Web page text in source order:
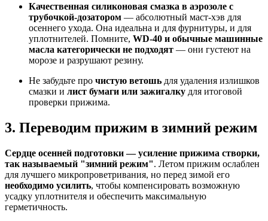
Качественная силиконовая смазка в аэрозоле с
трубочкой-дозатором — абсолютный маст-хэв для
осеннего ухода. Она идеальна и для фурнитуры, и для
уплотнителей. Помните, WD-40 и обычные машинные
масла категорически не подходят — они густеют на
морозе и разрушают резину.
Не забудьте про чистую ветошь для удаления излишков
смазки и лист бумаги или зажигалку для итоговой
проверки прижима.
3. Переводим прижим в зимний режим
Сердце осенней подготовки — усиление прижима створки,
так называемый "зимний режим". Летом прижим ослаблен
для лучшего микропроветривания, но перед зимой его
необходимо усилить, чтобы компенсировать возможную
усадку уплотнителя и обеспечить максимальную
герметичность.